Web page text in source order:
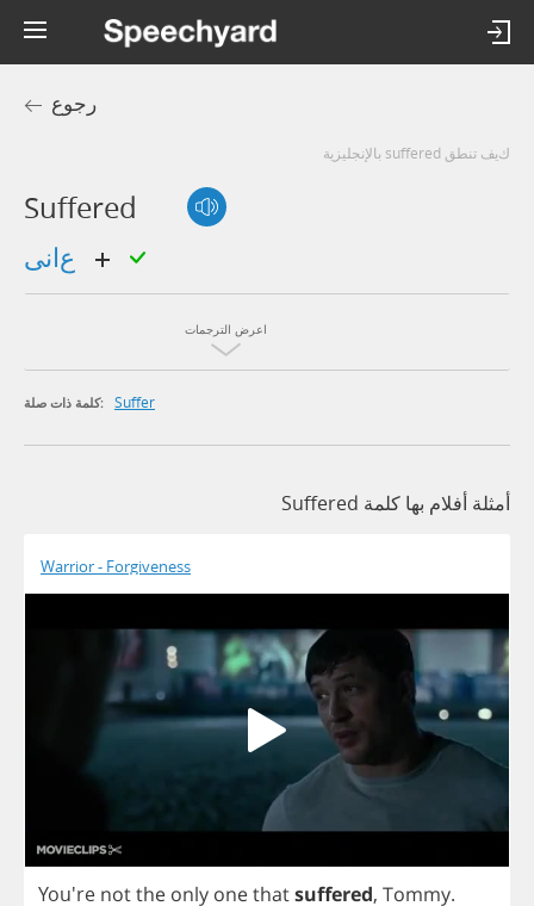
رجوع
كيف تنطق suffered بالإنجليزية
Suffered
اعرض الترجمات
كلمة ذات صلة: Suffer
أمثلة أفلام بها كلمة Suffered
Warrior - Forgiveness
You're notthe only onethatsuffered, Tommy.